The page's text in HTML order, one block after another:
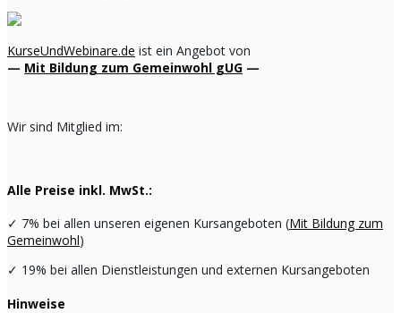
KurseUndWebinare.de ist ein Angebot von
— Mit Bildung zum Gemeinwohl gUG —
Wir sind Mitglied im:
Alle Preise inkl. MwSt.:
✓ 7% bei allen unseren eigenen Kursangeboten (Mit Bildung zum
Gemeinwohl)
✓ 19% bei allen Dienstleistungen und externen Kursangeboten
Hinweise